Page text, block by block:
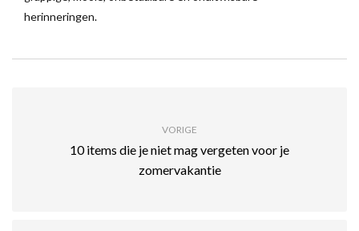
herinneringen.
VORIGE
10 items die je niet mag vergeten voor je
zomervakantie